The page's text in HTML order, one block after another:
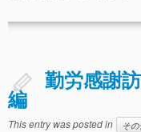
園生活ブログ
募集概要(2歳児ク
保育料について
勤労感謝
編
This entry was posted in そ